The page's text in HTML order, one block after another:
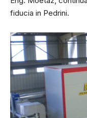
fiducia in Pedrini.